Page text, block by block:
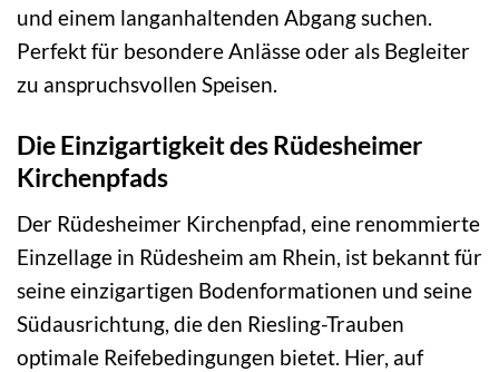
und einem langanhaltenden Abgang suchen.
Perfekt für besondere Anlässe oder als Begleiter
zu anspruchsvollen Speisen.
Die Einzigartigkeit des Rüdesheimer
Kirchenpfads
Der Rüdesheimer Kirchenpfad, eine renommierte
Einzellage in Rüdesheim am Rhein, ist bekannt für
seine einzigartigen Bodenformationen und seine
Südausrichtung, die den Riesling-Trauben
optimale Reifebedingungen bietet. Hier, auf